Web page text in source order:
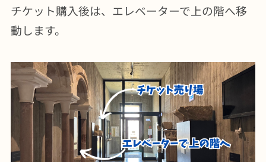
チケット購入後は、エレベーターで上の階へ移
動します。